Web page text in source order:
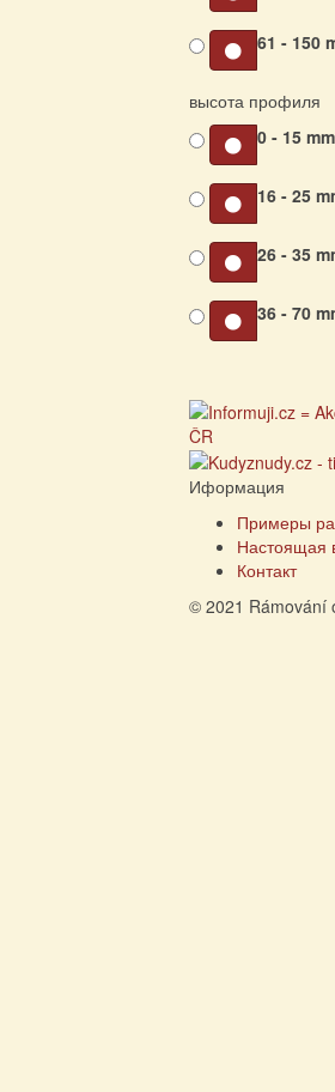
61 - 150
высота профиля
0 - 15
16 - 25
26 - 35
36 - 70
Иформация
Примеры
Настоящая
Контакт
© 2021 Rámování